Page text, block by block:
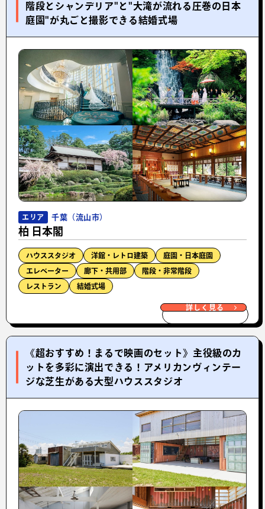
階段とシャンデリア"と"大滝が流れる圧巻の日本
庭園"が丸ごと撮影できる結婚式場
エリア 千葉（流山市）
柏 日本閣
ハウススタジオ 洋館・レトロ建築 庭園・日本庭園
エレベーター 廊下・共用部 階段・非常階段
レストラン 結婚式場
詳しく見る
《超おすすめ！まるで映画のセット》主役級のカ
ットを多彩に演出できる！アメリカンヴィンテー
ジな芝生がある大型ハウススタジオ